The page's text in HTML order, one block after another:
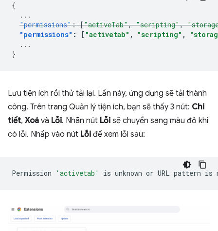
{
...
"permissions": ["activeTab", "scripting",
"permissions" : [ "activetab" , "scripting" ,
...
}
Lưu tiện ích rồi thử tải lại. Lần này, ứng dụng sẽ tải thành
công. Trên trang Quản lý tiện ích, bạn sẽ thấy 3 nút: Chi
tiết, Xoá và Lỗi. Nhãn nút Lỗi sẽ chuyển sang màu đỏ khi
có lỗi. Nhấp vào nút Lỗi để xem lỗi sau:
Permission 'activetab' is unknown or URL pattern is